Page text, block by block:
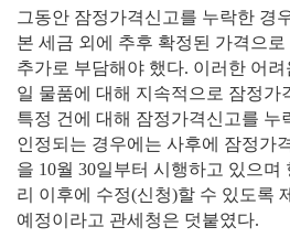
그동안 잠정가격신고를 누락한 경
본 세금 외에 추후 확정된 가격으
추가로 부담해야 했다. 이러한 어
일 물품에 대해 지속적으로 잠정가
특정 건에 대해 잠정가격신고를 누
인정되는 경우에는 사후에 잠정가
을 10월 30일부터 시행하고 있으며
리 이후에 수정(신청)할 수 있도록
예정이라고 관세청은 덧붙였다.